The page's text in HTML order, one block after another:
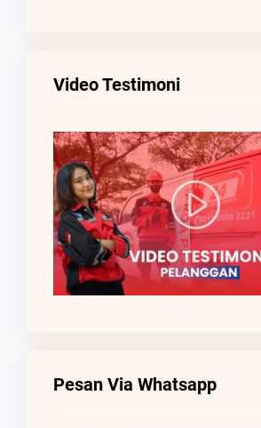
Video Testimoni
Pesan Via Whatsapp